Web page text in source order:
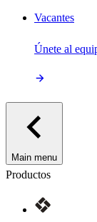
Vacantes
Únete al
Main menu
Productos